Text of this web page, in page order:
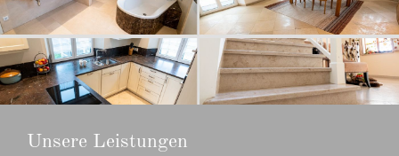
Suchbegriffe SUCHEN
Unsere Leistungen
Unsere Materialien
Für jeden Anwendungszwecke das richtige Material.
um Ihre Wünsche zu erfüllen.
Das Unternehmen Vogt Naturstein
Qualität aus Tradition! Vogt Natursteinwelt - seit über
Generationen!